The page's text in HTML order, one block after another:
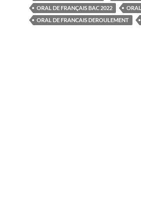
ORAL DE FRANÇAIS BAC 2022
ORAL DE FRANCAIS DEROULEMENT